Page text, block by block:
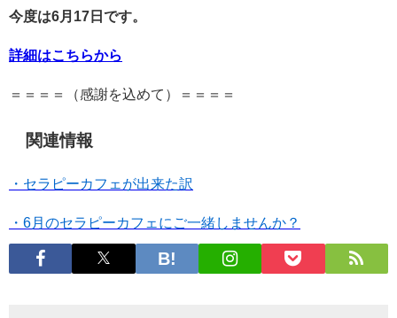
今度は6月17日です。
詳細はこちらから
＝＝＝＝（感謝を込めて）＝＝＝＝
関連情報
・セラピーカフェが出来た訳
・6月のセラピーカフェにご一緒しませんか？